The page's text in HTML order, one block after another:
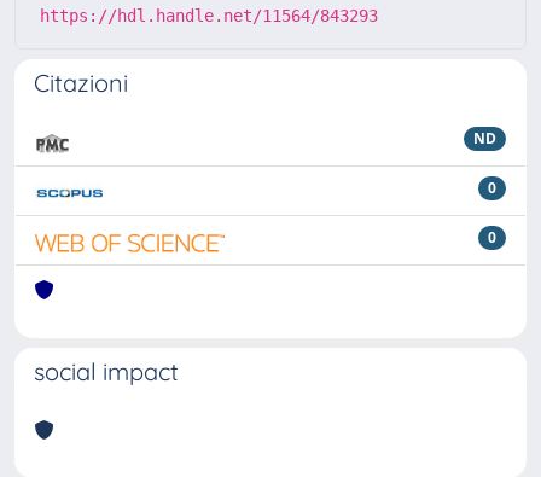
https://hdl.handle.net/11564/843293
Citazioni
ND
0
0
social impact